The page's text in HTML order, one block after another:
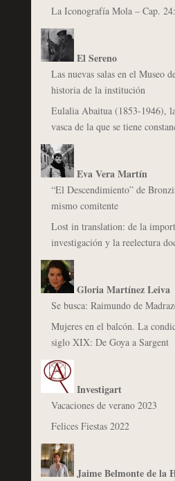
La Iconografía Mola – Cap.
El Sereno
Las nuevas salas en el Museo
historia de la institución
Eulalia Abaitua (1853-1946),
vasca de la que se tiene
Eva Vera Martín
“El Descendimiento” de
mismo comitente
Lost in translation: de la
investigación y la reelectura
Gloria Martínez Leiva
Se busca: Raimundo de
Mujeres en el balcón. La
siglo XIX: De Goya a Sargent
Investigart
Vacaciones de verano 2023
Felices Fiestas 2022
Jaime Belmonte de la